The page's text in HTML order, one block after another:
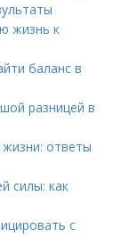
жизнь к
баланс в
разницей в
ответы
силы: как
с